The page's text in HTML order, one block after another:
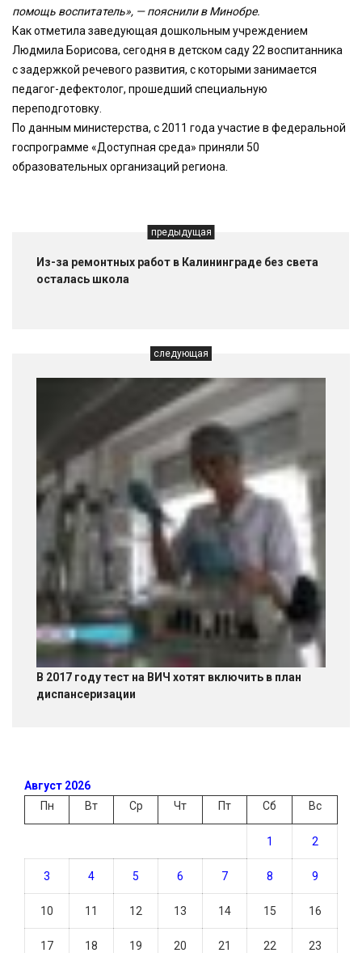
помощь воспитатель», — пояснили в Минобре.
Как отметила заведующая дошкольным учреждением
Людмила Борисова, сегодня в детском саду 22 воспитанника
с задержкой речевого развития, с которыми занимается
педагог-дефектолог, прошедший специальную
переподготовку.
По данным министерства, с 2011 года участие в федеральной
госпрограмме «Доступная среда» приняли 50
образовательных организаций региона.
предыдущая
Из-за ремонтных работ в Калининграде без света
осталась школа
следующая
В 2017 году тест на ВИЧ хотят включить в план
диспансеризации
Август 2026
Пн
Вт Ср Чт Пт Сб Вс
1 2
3 4 5 6 7 8 9
10 11 12 13 14 15 16
17 18 19 20 21 22 23